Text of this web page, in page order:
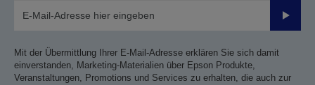
Mit der Übermittlung Ihrer E-Mail-Adresse erklären Sie sich damit
einverstanden, Marketing-Materialien über Epson Produkte,
Veranstaltungen, Promotions und Services zu erhalten, die auch zur